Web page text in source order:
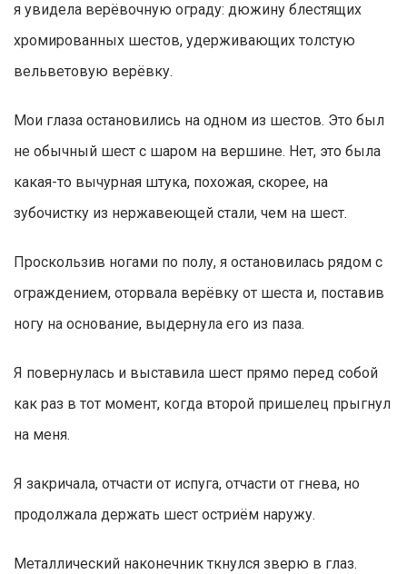
я увидела верёвочную ограду: дюжину блестящих
хромированных шестов, удерживающих толстую
вельветовую верёвку.
Мои глаза остановились на одном из шестов. Это был
не обычный шест с шаром на вершине. Нет, это была
какая-то вычурная штука, похожая, скорее, на
зубочистку из нержавеющей стали, чем на шест.
Проскользив ногами по полу, я остановилась рядом с
ограждением, оторвала верёвку от шеста и, поставив
ногу на основание, выдернула его из паза.
Я повернулась и выставила шест прямо перед собой
как раз в тот момент, когда второй пришелец прыгнул
на меня.
Я закричала, отчасти от испуга, отчасти от гнева, но
продолжала держать шест остриём наружу.
Металлический наконечник ткнулся зверю в глаз.